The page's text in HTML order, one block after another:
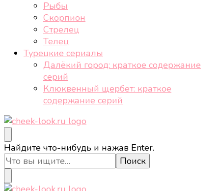
Рыбы
Скорпион
Стрелец
Телец
Турецкие сериалы
Далёкий город: краткое содержание
серий
Клюквенный щербет: краткое
содержание серий
cheek-look.ru
Женский сайт о звездах и кино, а также трендах,
здоровом образе жизни, спорте, стиле, отдыхе и
еде.
Ищите
что-
то?
Найдите что-нибудь и нажав Enter.